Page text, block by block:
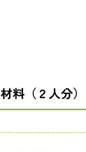
材料（２人分）